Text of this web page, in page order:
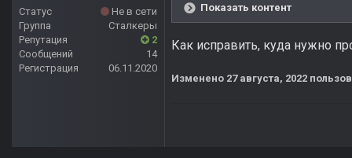
Статус
Не в сети
Группа
Сталкеры
Репутация
2
Сообщений
14
Регистрация
06.11.2020
Показать контент
Как исправить, куда нужно
Изменено 27 августа, 2022